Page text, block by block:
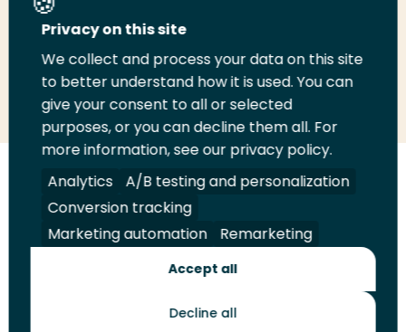
Deel deze pagina
Deel
LinkedIn
Deel
op
Twitter
Deel
op
Facebook
Email
deze
pagina
Print
deze
pagina
Volg
ons
op
LinkedIn
Volg
ons
op
Facebook
Volg
ons
op
YouTube
Volg
ons
op
Instagram
Juridisch Security A-Z Index
Contact
Toekomstmakers
Privacy on this site
We collect and process your data on this site
to better understand how it is used. You can
give your consent to all or selected
purposes, or you can decline them all. For
more information, see our privacy policy.
Analytics
A/B testing and personalization
Conversion tracking
Marketing automation
Remarketing
Accept all
Decline all